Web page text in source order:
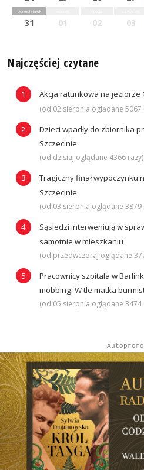
poniedziałek
31 01 02 03
Najczęściej czytane
Akcja ratunkowa na jeziorze
(od 02 sierpnia oglądane 5067
Dzieci wpadły do zbiornika
Szczecinie
(od dzisiaj oglądane 4366 razy)
Tragiczny finał wypoczynku
Szczecinie
(od 03 sierpnia oglądane 3879
Sąsiedzi interweniują w
samotnie w mieszkaniu
(od przedwczoraj oglądane
Pracownicy szpitala w
mobbing. W tle matka
(od 05 sierpnia oglądane 3474